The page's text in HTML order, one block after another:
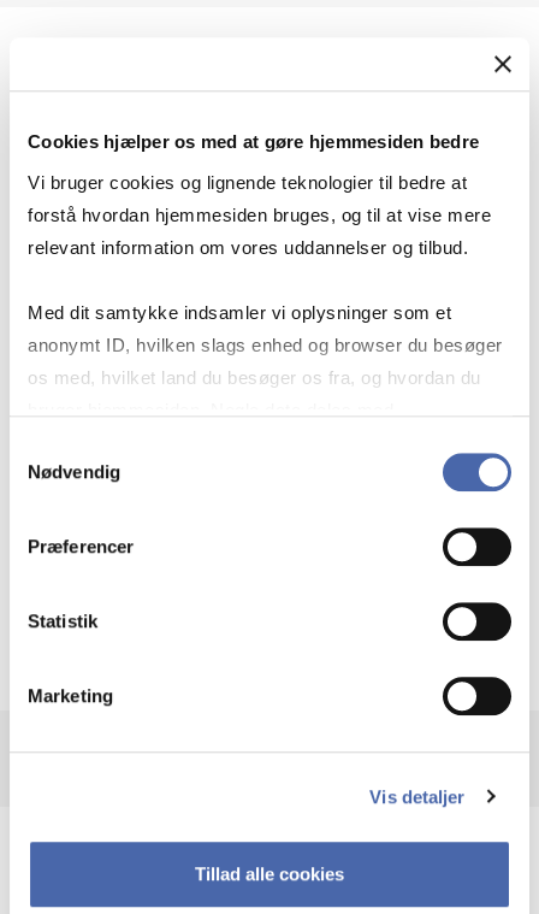
Cookies hjælper os med at gøre hjemmesiden bedre
Vi bruger cookies og lignende teknologier til bedre at
forstå hvordan hjemmesiden bruges, og til at vise mere
relevant information om vores uddannelser og tilbud.
Med dit samtykke indsamler vi oplysninger som et
anonymt ID, hvilken slags enhed og browser du besøger
os med, hvilket land du besøger os fra, og hvordan du
markedsføring. Du bestemmer selv - og kan altid trække
Nødvendig
Præferencer
Statistik
Marketing
Vis detaljer
Tillad alle cookies
Geopolitik og businesssikkerhed
navigerer man som virksomhed?
Krigen i Ukraine